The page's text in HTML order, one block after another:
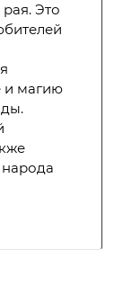
Это
и магию
народа